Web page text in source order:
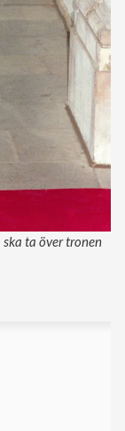
ta över tronen